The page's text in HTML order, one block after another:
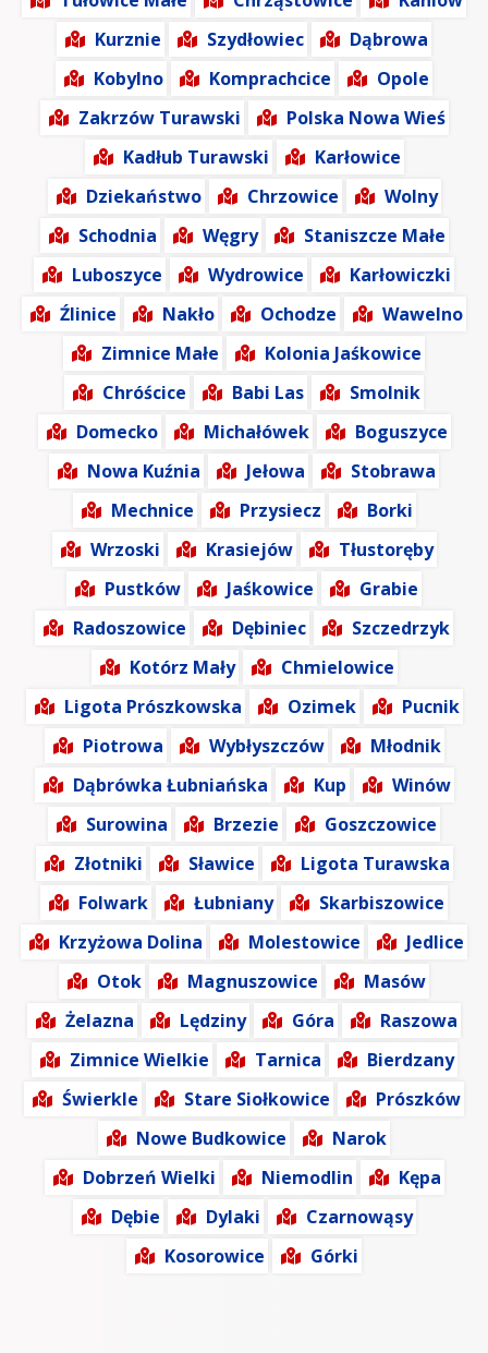
Kurznie
Szydłowiec
Dąbrowa
Kobylno
Komprachcice
Opole
Zakrzów Turawski
Polska Nowa Wieś
Kadłub Turawski
Karłowice
Dziekaństwo
Chrzowice
Wolny
Schodnia
Węgry
Staniszcze Małe
Luboszyce
Wydrowice
Karłowiczki
Źlinice
Nakło Ochodze
Wawelno
Zimnice Małe
Kolonia Jaśkowice
Chróścice
Babi Las
Smolnik
Domecko
Michałówek
Boguszyce
Nowa Kuźnia
Jełowa
Stobrawa
Mechnice
Przysiecz
Borki
Wrzoski
Krasiejów
Tłustoręby
Pustków
Jaśkowice
Grabie
Radoszowice
Dębiniec
Szczedrzyk
Kotórz Mały
Chmielowice
Ligota Prószkowska
Ozimek
Pucnik
Piotrowa
Wybłyszczów
Młodnik
Dąbrówka Łubniańska
Kup
Winów
Surowina
Brzezie
Goszczowice
Złotniki
Sławice
Ligota Turawska
Folwark
Łubniany
Skarbiszowice
Krzyżowa Dolina
Molestowice
Jedlice
Otok
Magnuszowice
Masów
Żelazna
Lędziny Góra
Raszowa
Zimnice Wielkie
Tarnica
Bierdzany
Świerkle
Stare Siołkowice
Prószków
Nowe Budkowice
Narok
Dobrzeń Wielki
Niemodlin
Kępa
Dębie
Dylaki
Czarnowąsy
Kosorowice
Górki